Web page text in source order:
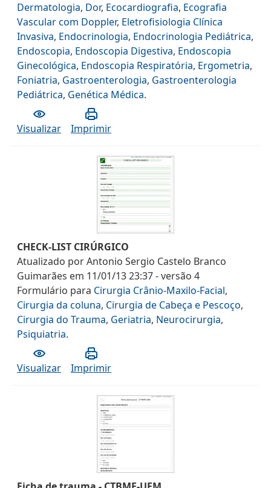
Dermatologia, Dor, Ecocardiografia, Ecografia
Vascular com Doppler, Eletrofisiologia Clínica
Invasiva, Endocrinologia, Endocrinologia Pediátrica,
Endoscopia, Endoscopia Digestiva, Endoscopia
Ginecológica, Endoscopia Respiratória, Ergometria,
Foniatria, Gastroenterologia, Gastroenterologia
Pediátrica, Genética Médica.
Visualizar Imprimir
CHECK-LIST CIRÚRGICO
Atualizado porAntonio Sergio Castelo Branco
Guimarães em 11/01/13 23:37- versão 4
Formulário para Cirurgia Crânio-Maxilo-Facial,
Cirurgia da coluna, Cirurgia de Cabeça e Pescoço,
Cirurgia do Trauma, Geriatria, Neurocirurgia,
Psiquiatria.
Visualizar Imprimir